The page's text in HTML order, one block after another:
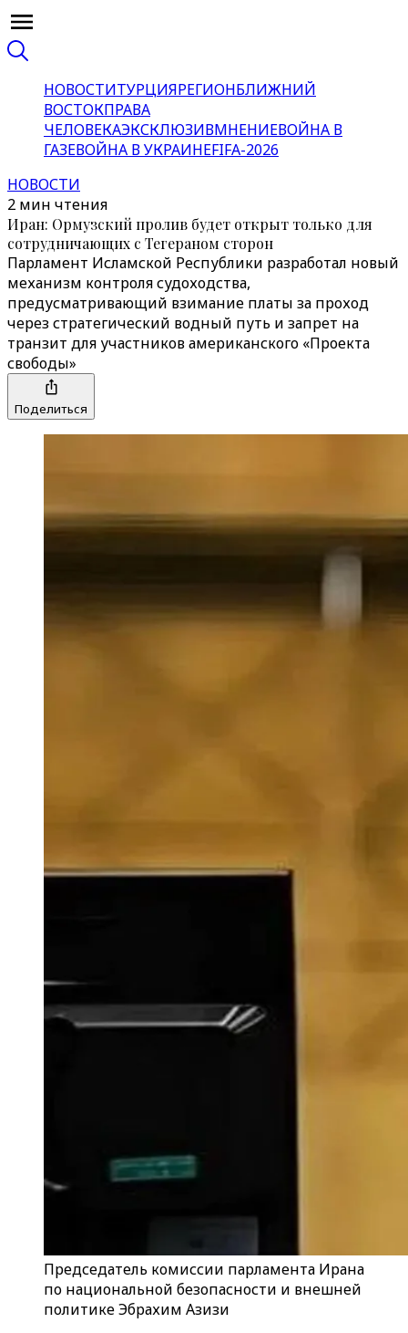
НОВОСТИТУРЦИЯРЕГИОНБЛИЖНИЙ
ВОСТОКПРАВА
ЧЕЛОВЕКАЭКСКЛЮЗИВМНЕНИЕВОЙНА В
ГАЗЕВОЙНА В УКРАИНЕFIFA-2026
НОВОСТИ
2 мин чтения
Иран: Ормузский пролив будет открыт только для
сотрудничающих с Тегераном сторон
Парламент Исламской Республики разработал новый
механизм контроля судоходства,
предусматривающий взимание платы за проход
через стратегический водный путь и запрет на
транзит для участников американского «Проекта
свободы»
Поделиться
Председатель комиссии парламента Ирана
по национальной безопасности и внешней
политике Эбрахим Азизи